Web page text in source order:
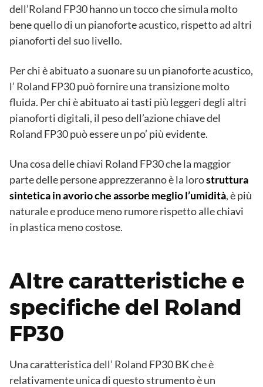
dell’Roland FP30 hanno un tocco che simula molto
bene quello di un pianoforte acustico, rispetto ad altri
pianoforti del suo livello.
Per chi è abituato a suonare su un pianoforte acustico,
l’ Roland FP30 può fornire una transizione molto
fluida. Per chi è abituato ai tasti più leggeri degli altri
pianoforti digitali, il peso dell’azione chiave del
Roland FP30 può essere un po’ più evidente.
Una cosa delle chiavi Roland FP30 che la maggior
parte delle persone apprezzeranno è la lorostruttura
sintetica in avorio che assorbe meglio l’umidità, è più
naturale e produce meno rumore rispetto alle chiavi
in plastica meno costose.
Altre caratteristiche e
specifiche del Roland
FP30
Una caratteristica dell’ Roland FP30 BK che è
relativamente unica di questo strumento è un